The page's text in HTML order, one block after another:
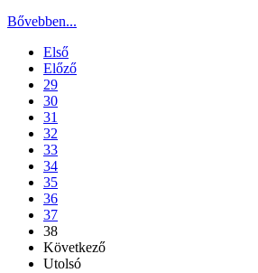
Bővebben...
Első
Előző
29
30
31
32
33
34
35
36
37
38
Következő
Utolsó